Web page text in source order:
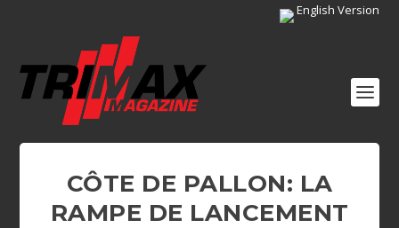
English Version
CÔTE DE PALLON: LA
RAMPE DE LANCEMENT